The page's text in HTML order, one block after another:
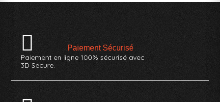
Paiement Sécurisé
Paiement en ligne 100% sécurisé avec
3D Secure.